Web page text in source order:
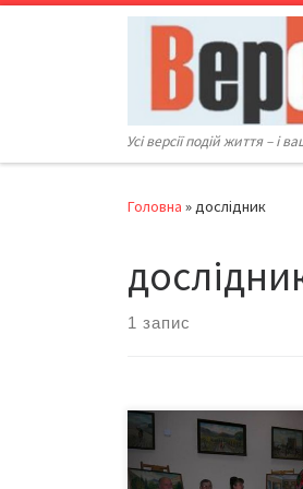
Перейти до вмісту
Усі версії подій життя – і
Головна »дослідник
1 запис
Вчора в Україні
Соборності країни До
дати – а вчора